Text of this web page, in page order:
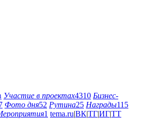
Участие в проектах4310 Бизнес-
Фото дня52 Рутина25 Награды115
1 tema.ru|ВК|ТГ|ИГ|ТТ